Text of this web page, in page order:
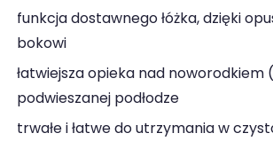
funkcja dostawnego łóżka, dzięki
bokowi
łatwiejsza opieka nad noworodkiem
podwieszanej podłodze
trwałe i łatwe do utrzymania w